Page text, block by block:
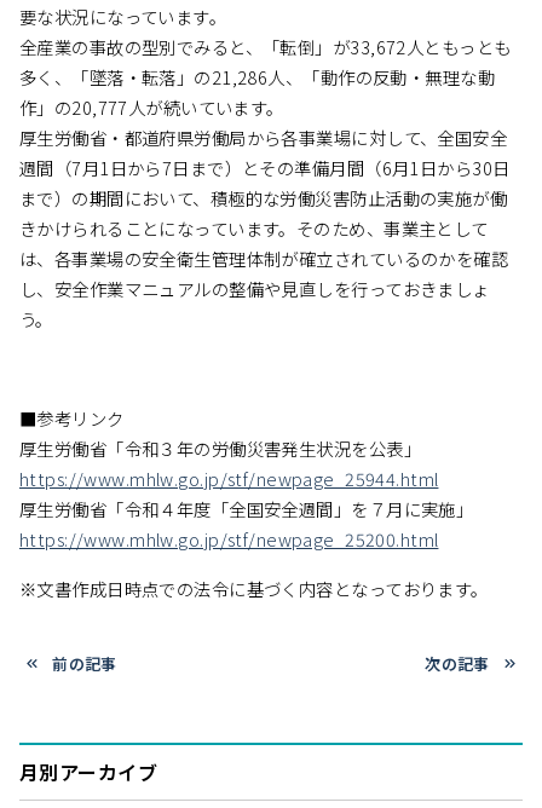
要な状況になっています。
全産業の事故の型別でみると、「転倒」が33,672人ともっとも
多く、「墜落・転落」の21,286人、「動作の反動・無理な動
作」の20,777人が続いています。
厚生労働省・都道府県労働局から各事業場に対して、全国安全
週間（7月1日から7日まで）とその準備月間（6月1日から30日
まで）の期間において、積極的な労働災害防止活動の実施が働
きかけられることになっています。そのため、事業主として
は、各事業場の安全衛生管理体制が確立されているのかを確認
し、安全作業マニュアルの整備や見直しを行っておきましょ
う。
■参考リンク
厚生労働省「令和３年の労働災害発生状況を公表」
https://www.mhlw.go.jp/stf/newpage_25944.html
厚生労働省「令和４年度「全国安全週間」を７月に実施」
https://www.mhlw.go.jp/stf/newpage_25200.html
※文書作成日時点での法令に基づく内容となっております。
前の記事 次の記事
月別アーカイブ